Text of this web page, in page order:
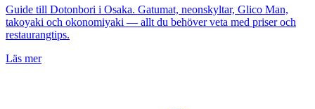
Guide till Dotonbori i Osaka. Gatumat, neonskyltar, Glico Man,
takoyaki och okonomiyaki — allt du behöver veta med priser och
restaurangtips.
Läs mer